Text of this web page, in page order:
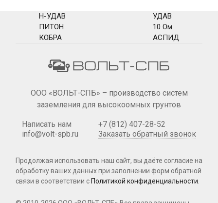
Н-УДАВ
ПИТОН
КОБРА
УДАВ
10 Ом
АСПИД
ООО «ВОЛЬТ-СПБ» – производство систем
заземления для высокоомных грунтов
Написать нам
info@volt-spb.ru
+7 (812) 407-28-52
Заказать обратный звонок
Продолжая использовать наш сайт, вы даёте согласие на
обработку ваших данных при заполнении форм обратной
связи в соответствии с Политикой конфиденциальности.